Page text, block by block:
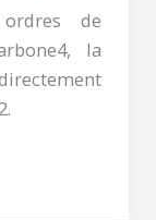
de
la